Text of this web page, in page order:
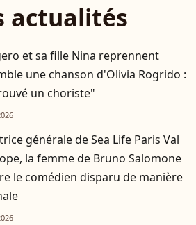
actualités
et sa fille Nina reprennent
une chanson d'Olivia Rogrido :
un choriste"
générale de Sea Life Paris Val
la femme de Bruno Salomone
le comédien disparu de manière